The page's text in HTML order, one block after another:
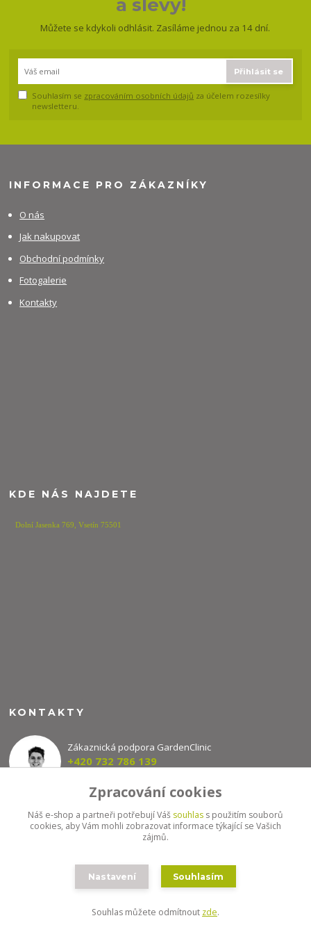
a slevy!
Můžete se kdykoli odhlásit. Zasíláme jednou za 14 dní.
Přihlásit se
Souhlasím se zpracováním osobních údajů za účelem rozesílky
newsletteru.
INFORMACE PRO ZÁKAZNÍKY
O nás
Jak nakupovat
Obchodní podmínky
Fotogalerie
Kontakty
KDE NÁS NAJDETE
Dolní Jasenka 769,Vsetín 75501
KONTAKTY
Zákaznická podpora GardenClinic
+420 732 786 139
info@gardenclinic.cz
Vytvořeno na Eshop-rychle.cz
Zpracování cookies
Náš e-shop a partneři potřebují Váš souhlas s použitím souborů
cookies, aby Vám mohli zobrazovat informace týkající se Vašich
zájmů.
Nastavení Souhlasím
Souhlas můžete odmítnout zde.